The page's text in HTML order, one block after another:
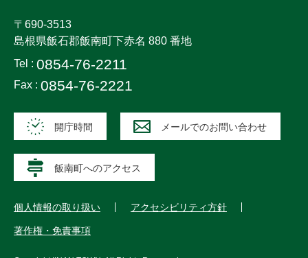
〒690-3513
島根県飯石郡飯南町下赤名 880 番地
Tel : 0854-76-2211
Fax : 0854-76-2221
開庁時間 メールでのお問い合わせ
飯南町へのアクセス
個人情報の取り扱い アクセシビリティ方針
著作権・免責事項